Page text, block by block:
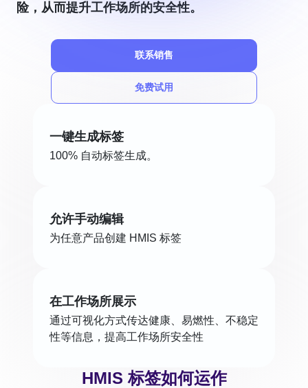
险，从而提升工作场所的安全性。
联系销售
免费试用
一键生成标签
100% 自动标签生成。
允许手动编辑
为任意产品创建 HMIS 标签
在工作场所展示
通过可视化方式传达健康、易燃性、不稳定
性等信息，提高工作场所安全性
HMIS 标签如何运作